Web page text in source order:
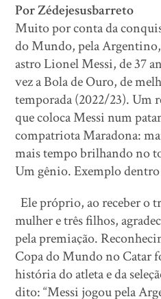
Por Zédejesusbarreto
Muito por conta da
do Mundo, pela
astro Lionel Messi, de 37
vez a Bola de Ouro, de
temporada (2022/23). Um
que coloca Messi num
compatriota Maradona:
mais tempo brilhando no
Um gênio. Exemplo dentro
Ele próprio, ao receber o
mulher e três filhos,
pela premiação.
Copa do Mundo no Catar
história do atleta e da
dito: “Messi jogou pela